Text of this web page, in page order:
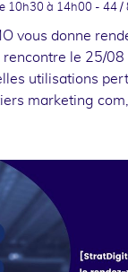
10h30 à 14h00 - 44 /
vous donne
rencontre le 25/08
utilisations
marketing